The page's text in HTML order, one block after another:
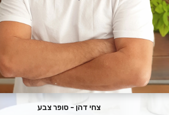
צחי דהן - סופר צבע